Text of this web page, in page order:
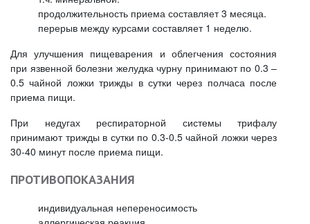
продолжительность приема составляет 3 месяца.
перерыв между курсами составляет 1 неделю.
Для улучшения пищеварения и облегчения состояния
при язвенной болезни желудка чурну принимают по 0.3 –
0.5 чайной ложки трижды в сутки через полчаса после
приема пищи.
При недугах респираторной системы трифалу
принимают трижды в сутки по 0.3-0.5 чайной ложки через
30-40 минут после приема пищи.
ПРОТИВОПОКАЗАНИЯ
индивидуальная непереносимость